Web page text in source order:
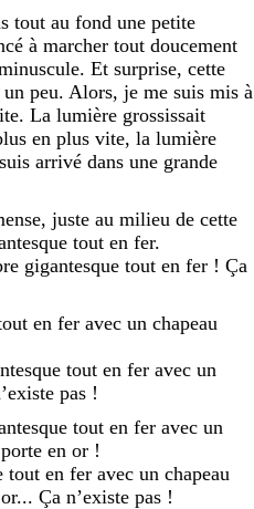
tout au fond une petite
à marcher tout doucement
Et surprise, cette
peu. Alors, je me suis mis à
La lumière grossissait
en plus vite, la lumière
arrivé dans une grande
juste au milieu de cette
tout en fer.
gigantesque tout en fer ! Ça
en fer avec un chapeau
tout en fer avec un
pas !
tout en fer avec un
en or !
en fer avec un chapeau
Ça n’existe pas !